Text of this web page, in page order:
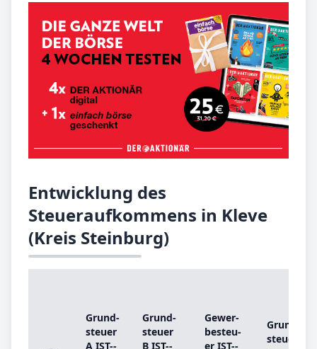
Entwicklung des
Steueraufkommens in Kleve
(Kreis Steinburg)
Grund­
steu­er
A IST-­
Grund­
steu­er
B IST-­
Ge­wer­
be­steu­
er IST-­
Grund­
steu­er